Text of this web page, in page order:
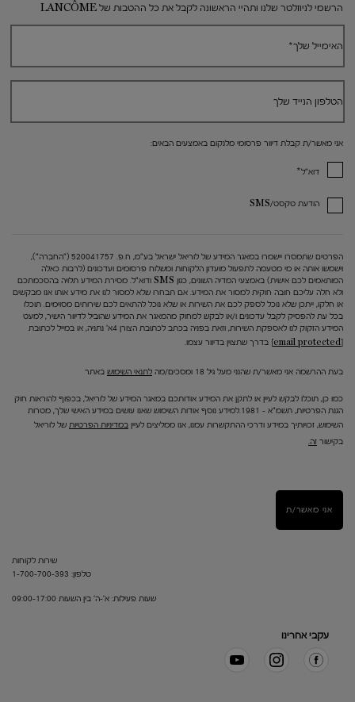
הרשמי לניוזלטר שלנו ותהיי הראשונה לקבל את כל ההטבות של LANCÔME
האימייל שלך*
הטלפון הנייד שלך
אני מאשר/ת קבלת דיוור פרסומי מלנקום באמצעים הבאים:
דוא"ל*
הודעת טקסט/SMS
הפרטים שתמסרו יישמרו במאגר המידע של לוריאל ישראל בע"מ, ח.פ. 520041757 ("החברה"),
וישמשו אותה או מי מטעמה לתפעול מועדון הלקוחות ומשלוח פרסומים ועדכונים (לרבות כאלה
המותאמים לכם אישית) באמצעי המדיה השונים, כגון SMS ודוא"ל. מסירת המידע תלויה בהסכמתכם
ולא חלה עליכם חובה חוקית למסור את המידע. אם תבחרו שלא למסור לנו את מידע אותו אנו מבקשים
או חלקו, ייתכן שלא נוכל לספק לכם את השירות או שלא נוכל להתאים לכם שירותים מסוימים. תוכלו
בכל עת להפסיק לקבל עדכונים ו/או לבקש למחוק מהמאגר את המידע שהוביל לדיוור הישיר, למעט
המידע הזקוק לנו לאספקת השירות, וזאת בפניה בכתב לכתובת הצורן 4א' נתניה, או במייל לכתובת
[email protected]
בדרך שתצוין בדיוור עצמו.
בעת ההרשמה אני מאשר/ת שהנני מעל גיל 18 ומסכים/מה לתנאי השימוש באתר
כמו כן, תוכלו לבקש לעיין או לתקן את המידע אודותכם במאגר המידע של לוריאל, בכפוף להוראות חוק
הגנת הפרטיות, תשמ"א – 1981.למידע נוסף אודות השימוש שאנו עושים במידע האישי שלך, מטרות
השימוש, זכויותיך במידע ודרכי ההתקשרות עמנו, אנו ממליצים לעיין במדיניות הפרטיות של לוריאל
בקישור זה.
אני מאשר/ת
שירות לקוחות
טלפון: 1-700-700-393
שעות פעילות: א'-ה' בין השעות 09:00-17:00
עקבי אחרינו